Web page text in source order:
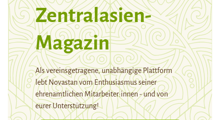
Zentralasien-
Magazin
Als vereinsgetragene, unabhängige Plattform
lebt Novastan vom Enthusiasmus seiner
ehrenamtlichen Mitarbeiter:innen - und von
eurer Unterstützung!